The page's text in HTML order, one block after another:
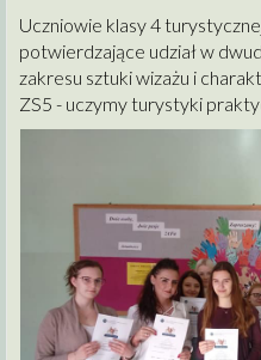
Uczniowie klasy 4
potwierdzające udział w
zakresu sztuki wizażu i
ZS5 - uczymy turystyki